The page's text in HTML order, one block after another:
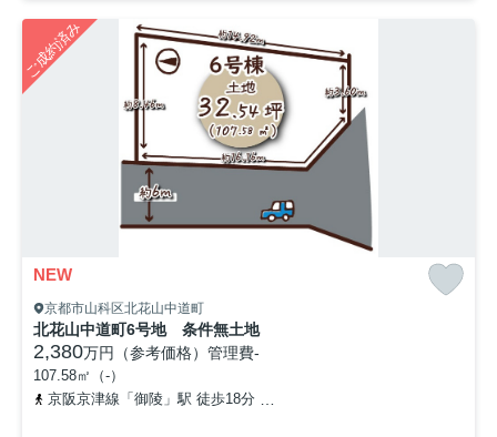
ご成約済み
NEW
京都市山科区北花山中道町
北花山中道町6号地 条件無土地
2,380万円（参考価格） 管理費-
107.58㎡（-）
京阪京津線「御陵」駅 徒歩18分